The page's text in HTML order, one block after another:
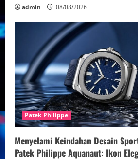
admin 08/08/2026
Patek Philippe
Menyelami Keindahan Desain
Patek Philippe Aquanaut: Ikon